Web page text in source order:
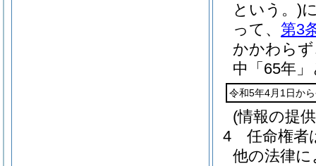
という。)
って、 第3
かかわら
中「65年
令和5年4月1日か
(情報の提
4
任命権者
他の法律